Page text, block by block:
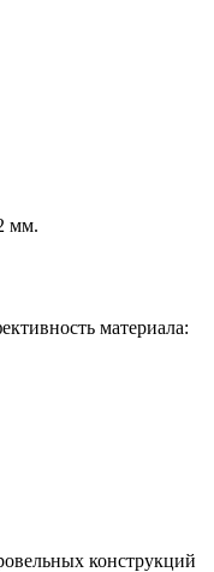
мм.
материала:
конструкций